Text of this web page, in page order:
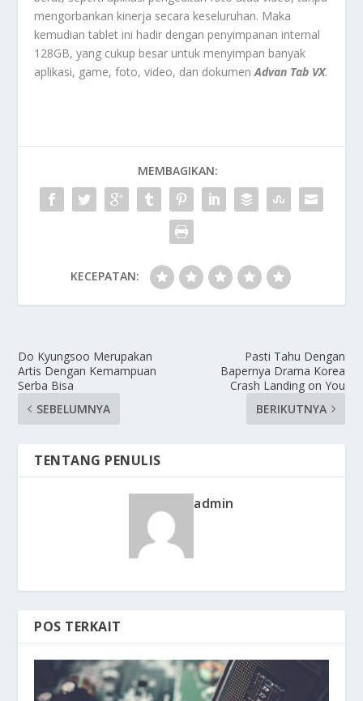
mengorbankan kinerja secara keseluruhan. Maka
kemudian tablet ini hadir dengan penyimpanan internal
128GB, yang cukup besar untuk menyimpan banyak
aplikasi, game, foto, video, dan dokumen Advan Tab VX.
MEMBAGIKAN:
KECEPATAN:
Do Kyungsoo Merupakan
Artis Dengan Kemampuan
Serba Bisa
SEBELUMNYA
Pasti Tahu Dengan
Bapernya Drama Korea
Crash Landing on You
BERIKUTNYA
TENTANG PENULIS
admin
POS TERKAIT